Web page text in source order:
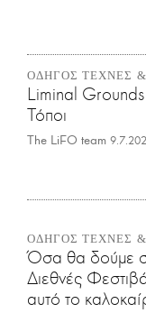
ΟΔΗΓΟΣ ΤΕΧΝΕΣ
Liminal Grounds
Τόποι
The LiFO team
ΟΔΗΓΟΣ ΤΕΧΝΕΣ
Όσα θα δούμε
Διεθνές
αυτό το